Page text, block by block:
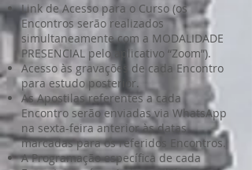
Link de Acesso para o Curso (os
Encontros serão realizados
simultaneamente com a MODALIDADE
PRESENCIAL pelo aplicativo “Zoom”).
Acesso às gravações de cada Encontro
para estudo posterior.
As Apostilas referentes a cada
Encontro serão enviadas via WhatsApp
na sexta-feira anterior às datas
marcadas para os referidos Encontros.
A Programação específica de cada